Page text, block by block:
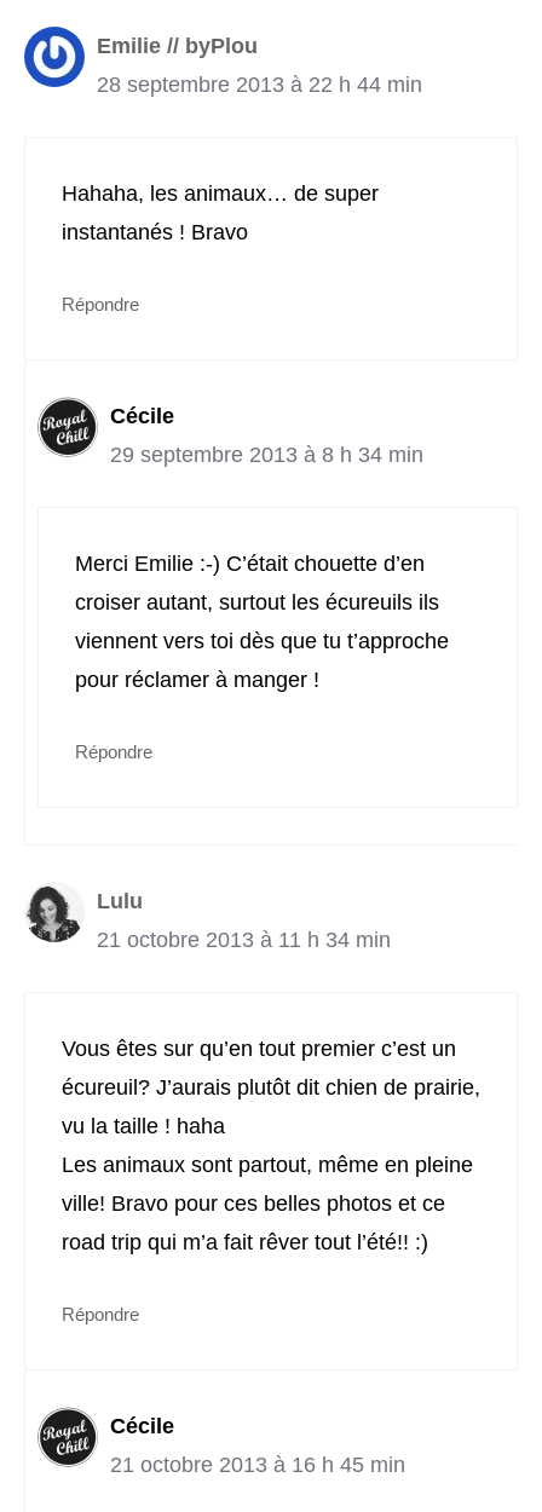
Emilie // byPlou
28 septembre 2013 à 22 h 44 min
Hahaha, les animaux… de super
instantanés ! Bravo
Répondre
Cécile
29 septembre 2013 à 8 h 34 min
Merci Emilie :-) C’était chouette d’en
croiser autant, surtout les écureuils ils
viennent vers toi dès que tu t’approche
pour réclamer à manger !
Répondre
Lulu
21 octobre 2013 à 11 h 34 min
Vous êtes sur qu’en tout premier c’est un
écureuil? J’aurais plutôt dit chien de prairie,
vu la taille ! haha
Les animaux sont partout, même en pleine
ville! Bravo pour ces belles photos et ce
road trip qui m’a fait rêver tout l’été!! :)
Répondre
Cécile
21 octobre 2013 à 16 h 45 min